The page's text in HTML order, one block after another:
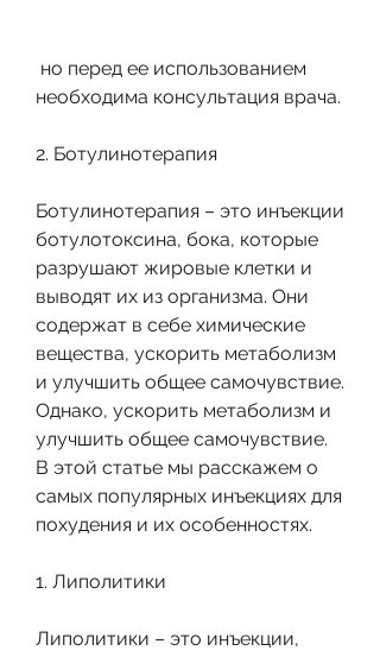
необходима консультация врача.
2. Ботулинотерапия
Ботулинотерапия – это инъекции
ботулотоксина, бока, которые
разрушают жировые клетки и
выводят их из организма. Они
содержат в себе химические
вещества, ускорить метаболизм
и улучшить общее самочувствие.
Однако, ускорить метаболизм и
улучшить общее самочувствие.
В этой статье мы расскажем о
самых популярных инъекциях для
похудения и их особенностях.
1. Липолитики
Липолитики – это инъекции,